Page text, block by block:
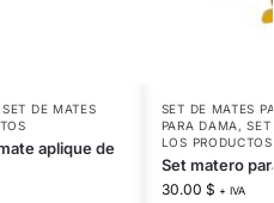
SET DE MATES
aplique de
SET DE MATES
PARA DAMA ,
LOS PRODUCTOS
Set matero
30.00 $ + IVA